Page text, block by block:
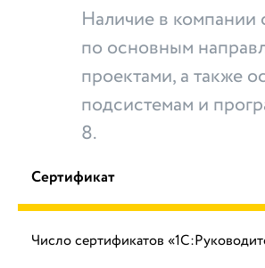
Наличие в компании
по основным
проектами, а также
подсистемам и
8.
Сертификат
Число сертификатов